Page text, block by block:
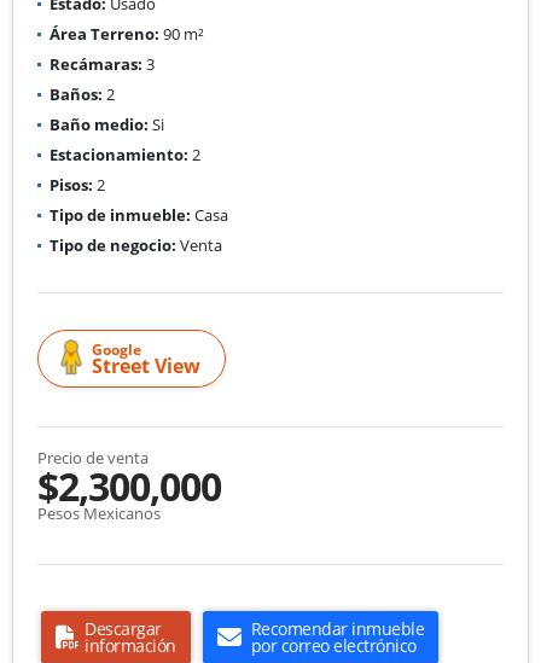
Área Terreno: 90 m²
Recámaras: 3
Baños: 2
Baño medio: Si
Estacionamiento: 2
Pisos: 2
Tipo de inmueble: Casa
Tipo de negocio: Venta
Google
Street View
Precio de venta
$2,300,000
Pesos Mexicanos
Descargar
información
Recomendar inmueble
por correo electrónico